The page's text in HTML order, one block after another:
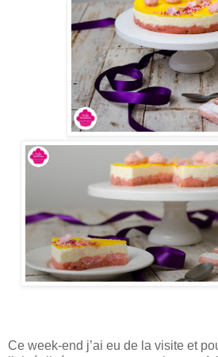
Ce week-end j’ai eu de la visite et